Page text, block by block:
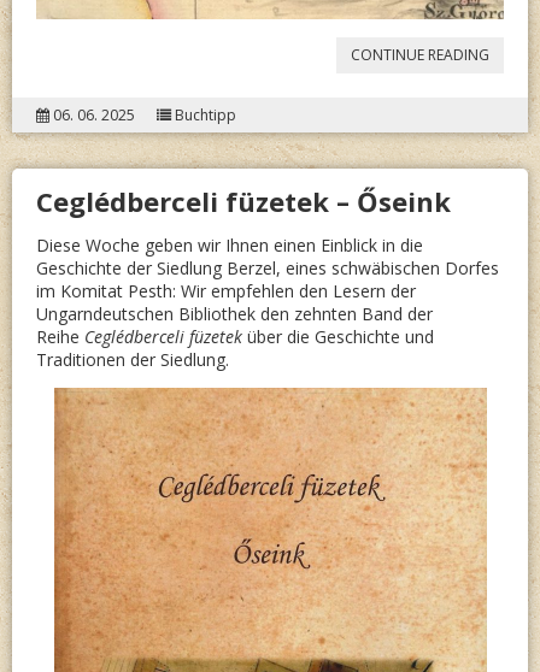
CONTINUE READING
DR.
MOOR “
06. 06. 2025 Buchtipp
Ceglédberceli füzetek – Őseink
Diese Woche geben wir Ihnen einen Einblick in die
Geschichte der Siedlung Berzel, eines schwäbischen Dorfes
im Komitat Pesth: Wir empfehlen den Lesern der
Ungarndeutschen Bibliothek den zehnten Band der
Reihe Ceglédberceli füzetek über die Geschichte und
Traditionen der Siedlung.